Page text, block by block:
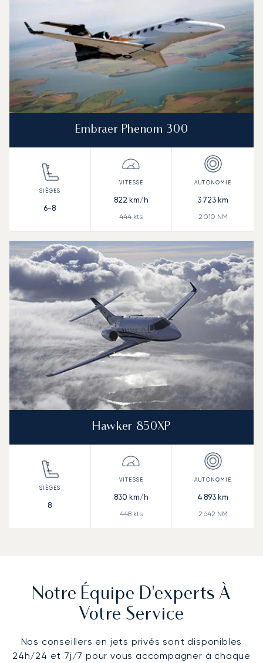
Embraer Phenom 300
6-8
822 km/h
444 kts
3 723 km
2 010 NM
Hawker 850XP
8
830 km/h
448kts
4 893 km
2 642 NM
Notre Équipe D'experts À
Votre Service
Nos conseillers en jets privés sont disponibles
24h/24 et 7j/7 pour vous accompagner à chaque